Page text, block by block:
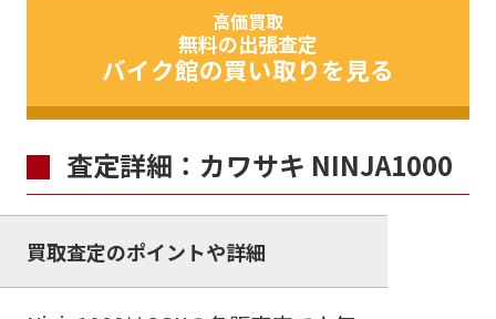
高価買取
無料の出張査定
バイク館の買い取りを見る
査定詳細：カワサキ NINJA1000
買取査定のポイントや詳細